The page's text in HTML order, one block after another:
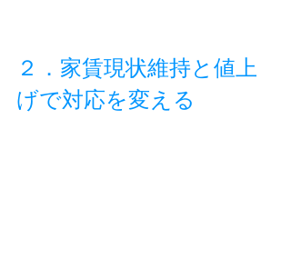
２．家賃現状維持と値上
げで対応を変える